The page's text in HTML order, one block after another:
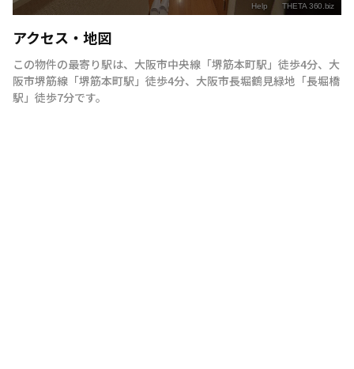
アクセス・地図
この物件の最寄り駅は、 大阪市中央線 「堺筋本町駅 」 徒歩4分、 大
阪市堺筋線 「堺筋本町駅 」 徒歩4分、 大阪市長堀鶴見緑地 「長堀橋
駅 」 徒歩7分です。